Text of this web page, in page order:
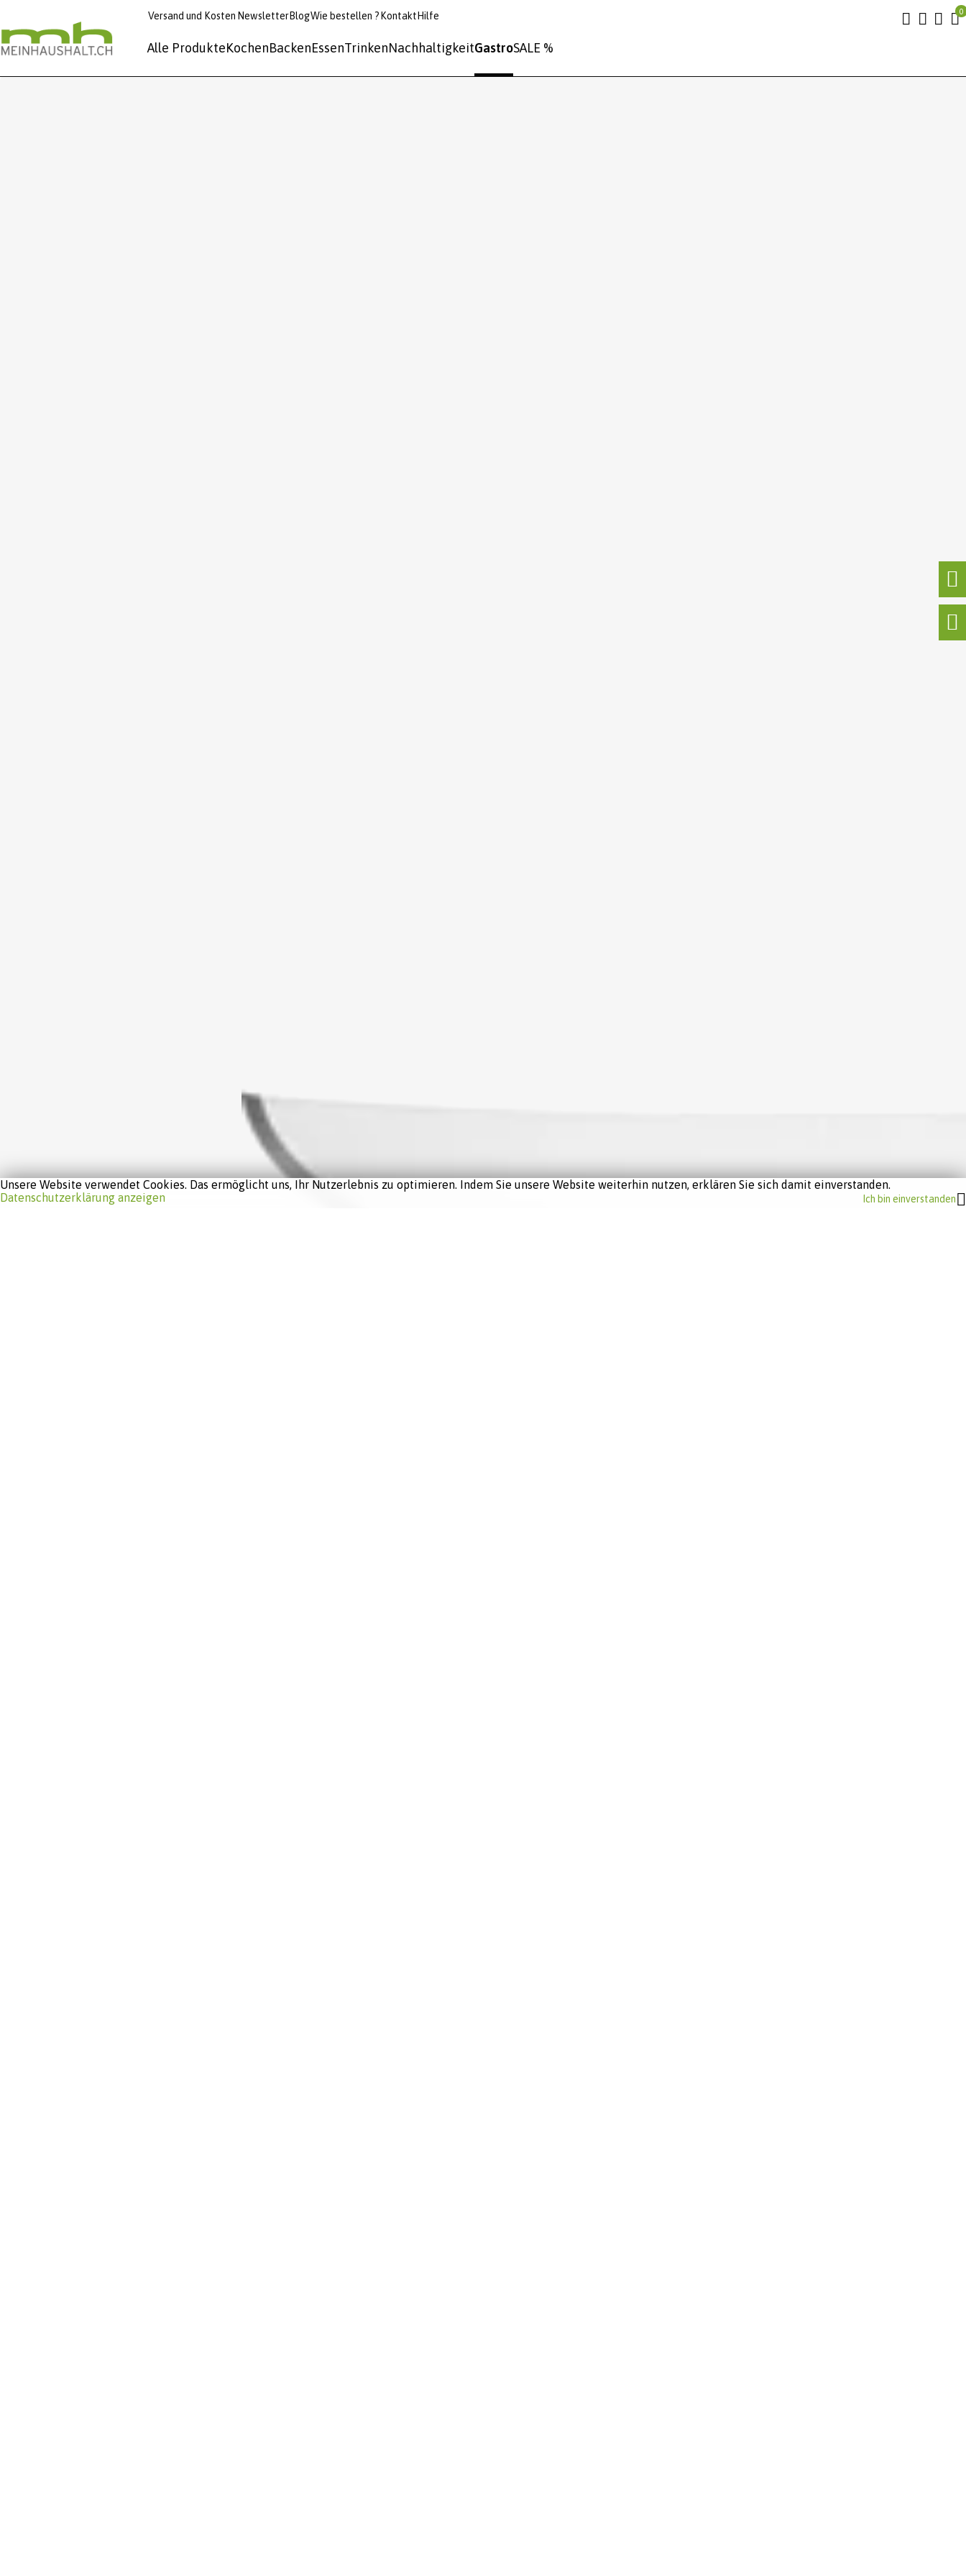
Versand und Kosten NewsletterBlogWie bestellen ? Kontakt Hilfe
Alle ProdukteKochenBackenEssenTrinkenNachhaltigkeitGastroSALE %
Unsere Website verwendet Cookies. Das ermöglicht uns, Ihr Nutzerlebnis zu optimieren. Indem Sie unsere Website weiterhin nutzen, erklären Sie sich damit einverstanden.
Datenschutzerklärung anzeigen
Ich bin einverstanden